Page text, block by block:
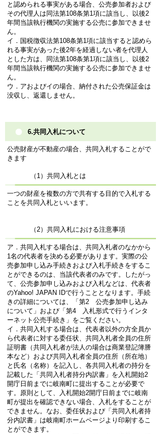
と認められる事実がある場合、公売参加者および
その代理人は同法第108条第1項に該当し、以後2
年間当該執行機関の実施する公売に参加できませ
ん。
イ．国税徴収法第108条第1項に該当すると認めら
れる事実があった後2年を経過しない者を代理人
とした方は、同法第108条第1項に該当し、以後2
年間当該執行機関の実施する公売に参加できませ
ん。
ウ．アおよびイの場合、納付された公売保証金は
没収し、返還しません。
6.共同入札について
公売財産が不動産の場合、共同入札することがで
きます
（1）共同入札とは
一つの財産を複数の方で共有する目的で入札する
ことを共同入札といいます。
（2）共同入札における注意事項
ア．共同入札する場合は、共同入札者のなかから
1名の代表者を決める必要があります。実際の公
売参加申し込み手続きおよび入札手続きをするこ
とができるのは、当該代表者のみです。したがっ
て、公売参加申し込みおよび入札などは、代表者
のYahoo! JAPAN IDで行うこととなります。手続
きの詳細については、「第2 公売参加申し込み
について」および「第4 入札形式で行うインタ
ーネット公売手続き」をご覧ください。
イ．共同入札する場合は、代表者以外の方全員か
ら代表者に対する委任状、共同入札者全員の住所
証明書（共同入札者が法人の場合は商業登記簿謄
本など）および共同入札者全員の住所（所在地）
と氏名（名称）を記入し、各共同入札者の持分を
記載した「共同入札者持分内訳書」を入札開始2
開庁日前までに岐南町に提出することが必要で
す。原則として、入札開始2開庁日前までに岐南
町が提出を確認できない場合、入札をすることが
できません。なお、委任状および「共同入札者持
分内訳書」は岐南町ホームページより印刷するこ
とができます。